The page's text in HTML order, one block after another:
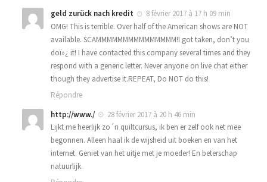
geld zurück nach kredit
8 février 2017 à 17 h 09 min
OMG! This is terrible. Over half of the American shows are NOT
available. SCAMMMMMMMMMMMMMMM!I got taken, don’t you
doï»¿ it! I have contacted this company several times and they
respond with a generic letter. Never anyone on live chat either
though they advertise it.REPEAT, Do NOT do this!
Répondre
http://www./
28 février 2017 à 20 h 46 min
Lijkt me heerlijk zo´n quiltcursus, ik ben er zelf ook net mee
begonnen. Alleen haal ik de wijsheid uit boeken en van het
internet. Geniet van het uitje met je moeder! En beterschap
natuurlijk.